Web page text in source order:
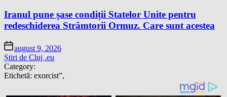
Iranul pune șase condiții Statelor Unite pentru
redeschiderea Strâmtorii Ormuz. Care sunt acestea
august 9, 2026
Știri de Cluj .eu
Category:
Etichetă: exorcist”,